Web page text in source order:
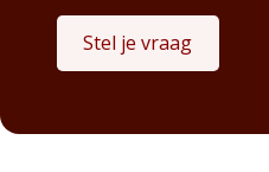
Stel je vraag